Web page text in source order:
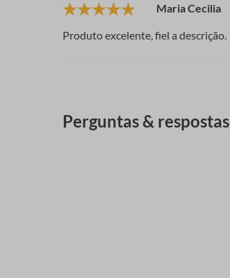
Maria Cecilia
Produto excelente, fiel a descrição.
Perguntas & respostas